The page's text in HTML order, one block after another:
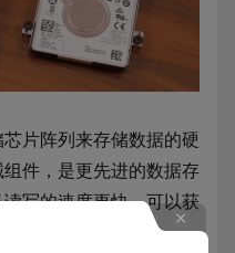
片阵列来存储数据的硬
件，是更先进的数据存
写的速度更快，可以获